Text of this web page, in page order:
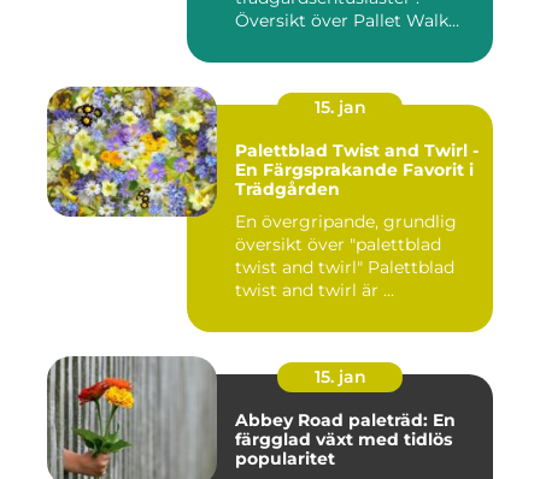
Översikt över Pallet Walk
15. jan
Palettblad Twist and Twirl -
En Färgsprakande Favorit i
Trädgården
En övergripande, grundlig
översikt över "palettblad
twist and twirl" Palettblad
twist and twirl är ...
15. jan
Abbey Road paleträd: En
färgglad växt med tidlös
popularitet